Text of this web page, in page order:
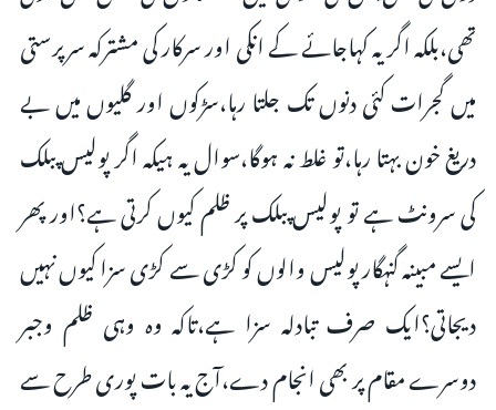
تھی،بلکہ اگر یہ کہاجائے کے انکی اور سرکار کی مشترکہ سرپرستی
میں گجرات کئی دنوں تک جلتا رہا،سڑکوں اور گلیوں میں بے
دریغ خون بہتا رہا،تو غلط نہ ہوگا،سوال یہ ہیکہ اگر پولیس پبلک
کی سرونٹ ہے تو پولیس پبلک پر ظلم کیوں کرتی ہے؟اور پھر
ایسے مبینہ گنہگار پولیس والوں کو کڑی سے کڑی سزا کیوں نہیں
دیجاتی؟ایک صرف تبادلہ سزا ہے،تاکہ وہ وہی ظلم وجبر
دوسرے مقام پر بھی انجام دے،آج یہ بات پوری طرح سے